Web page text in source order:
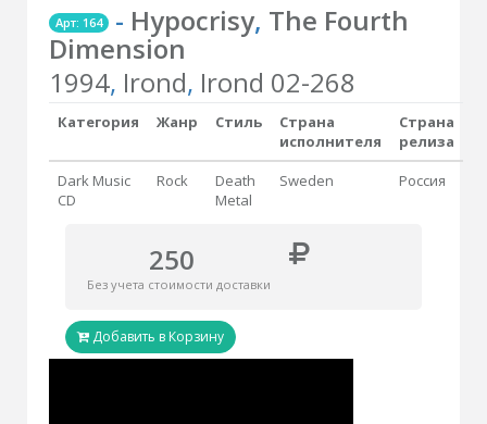
Арт: 164 - Hypocrisy, The Fourth
Dimension
1994, Irond, Irond 02-268
Категория Жанр Стиль
Страна
исполнителя
Страна
релиза
Dark Music
CD
Rock
Death
Metal
Sweden Россия
250
Без учета стоимости доставки
Добавить в Корзину